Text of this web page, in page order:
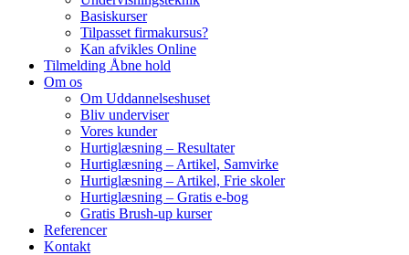
Basiskurser
Tilpasset firmakursus?
Kan afvikles Online
Tilmelding Åbne hold
Om os
Om Uddannelseshuset
Bliv underviser
Vores kunder
Hurtiglæsning – Resultater
Hurtiglæsning – Artikel, Samvirke
Hurtiglæsning – Artikel, Frie skoler
Hurtiglæsning – Gratis e-bog
Gratis Brush-up kurser
Referencer
Kontakt